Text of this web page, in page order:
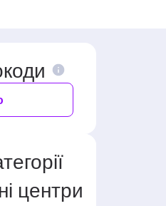
центри